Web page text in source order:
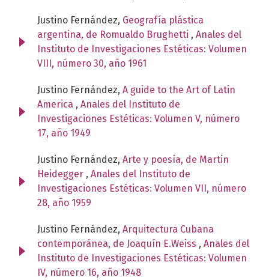
Justino Fernández, Geografía plástica
argentina, de Romualdo Brughetti , Anales del
Instituto de Investigaciones Estéticas: Volumen
VIII, número 30, año 1961
Justino Fernández, A guide to the Art of Latin
America , Anales del Instituto de
Investigaciones Estéticas: Volumen V, número
17, año 1949
Justino Fernández, Arte y poesía, de Martin
Heidegger , Anales del Instituto de
Investigaciones Estéticas: Volumen VII, número
28, año 1959
Justino Fernández, Arquitectura Cubana
contemporánea, de Joaquín E.Weiss , Anales del
Instituto de Investigaciones Estéticas: Volumen
IV, número 16, año 1948